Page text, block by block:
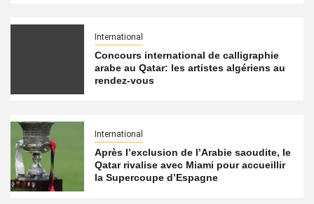
International
Concours international de calligraphie
arabe au Qatar: les artistes algériens au
rendez-vous
International
Après l’exclusion de l’Arabie saoudite, le
Qatar rivalise avec Miami pour accueillir
la Supercoupe d’Espagne